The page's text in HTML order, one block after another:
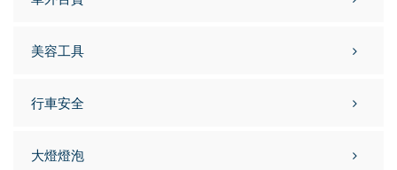
美容工具
行車安全
大燈燈泡